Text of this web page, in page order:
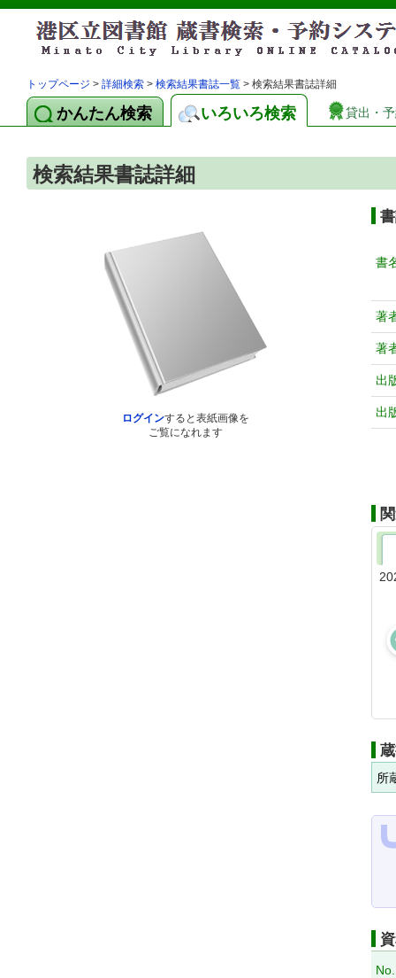
トップページ > 詳細検索 > 検索結果書誌一覧 > 検索結果書誌詳細
かんたん検索 いろいろ検索 貸出・
検索結果書誌詳細
ログインすると表紙画像を
ご覧になれます
書
著
著
出
出
所
No.